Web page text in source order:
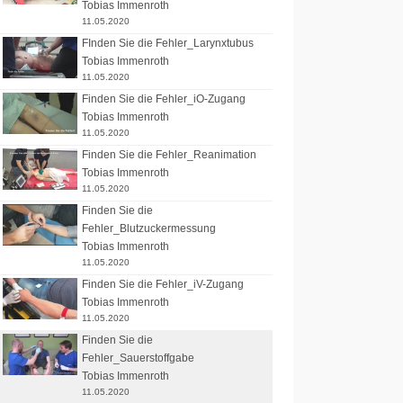
Tobias Immenroth
11.05.2020
FInden Sie die Fehler_Larynxtubus
Tobias Immenroth
11.05.2020
Finden Sie die Fehler_iO-Zugang
Tobias Immenroth
11.05.2020
Finden Sie die Fehler_Reanimation
Tobias Immenroth
11.05.2020
Finden Sie die
Fehler_Blutzuckermessung
Tobias Immenroth
11.05.2020
Finden Sie die Fehler_iV-Zugang
Tobias Immenroth
11.05.2020
Finden Sie die
Fehler_Sauerstoffgabe
Tobias Immenroth
11.05.2020